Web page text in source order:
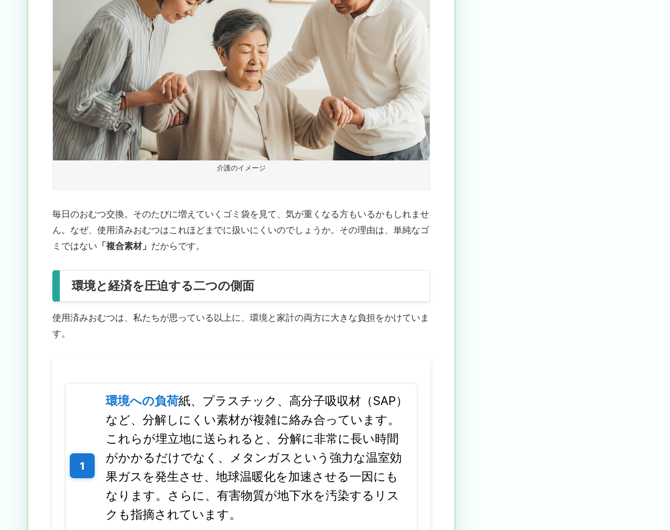
介護のイメージ
毎日のおむつ交換。そのたびに増えていくゴミ袋を見て、気が重くなる方もいるかもしれませ
ん。なぜ、使用済みおむつはこれほどまでに扱いにくいのでしょうか。その理由は、単純なゴ
ミではない 「複合素材」 だからです。
環境と経済を圧迫する二つの側面
使用済みおむつは、私たちが思っている以上に、環境と家計の両方に大きな負担をかけていま
す。
環境への負荷紙、プラスチック、高分子吸収材（SAP）
など、分解しにくい素材が複雑に絡み合っています。
これらが埋立地に送られると、分解に非常に長い時間
がかかるだけでなく、メタンガスという強力な温室効
果ガスを発生させ、地球温暖化を加速させる一因にも
なります。さらに、有害物質が地下水を汚染するリス
クも指摘されています。